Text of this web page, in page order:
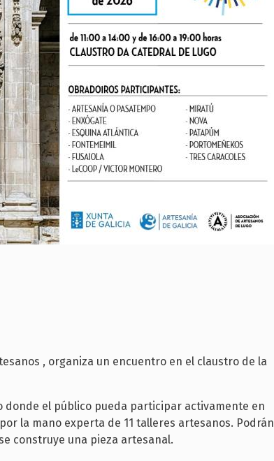
, organiza un encuentro en el claustro de la
donde el público pueda participar activamente en
la mano experta de 11 talleres artesanos. Podrán
construye una pieza artesanal.